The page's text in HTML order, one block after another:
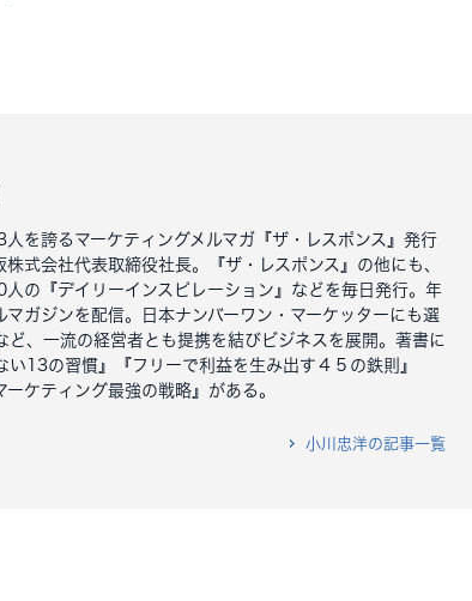
を誇るマーケティングメルマガ『ザ・レスポンス』発行
株式会社代表取締役社長。『ザ・レスポンス』の他にも、
の『デイリーインスピレーション』などを毎日発行。年
マガジンを配信。日本ナンバーワン・マーケッターにも選
ど、一流の経営者とも提携を結びビジネスを展開。著書に
い13の習慣』『フリーで利益を生み出す４５の鉄則』
ーケティング最強の戦略』がある。
小川忠洋の記事一覧